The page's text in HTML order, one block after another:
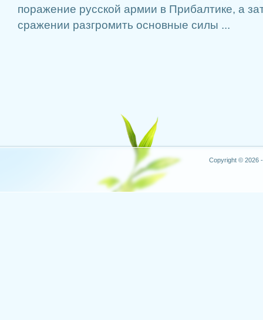
поражение русской армии в Прибалтике, а
сражении разгромить основные силы ...
Copyright © 2026